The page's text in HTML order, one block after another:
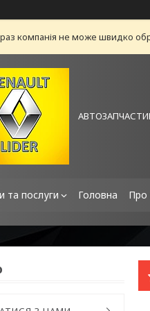
компанія не може швидко
та послуги Головна Про